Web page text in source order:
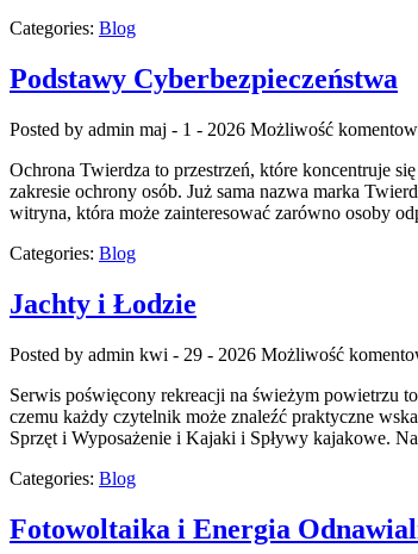
Categories: Blog
Podstawy Cyberbezpieczeństwa
Posted by admin maj - 1 - 2026 Możliwość
Ochrona Twierdza to przestrzeń, które koncentruje
zakresie ochrony osób. Już sama nazwa marka
witryna, która może zainteresować zarówno osoby
Categories: Blog
Jachty i Łodzie
Posted by admin kwi - 29 - 2026 Możliwość
Serwis poświęcony rekreacji na świeżym powietrzu
czemu każdy czytelnik może znaleźć praktyczne
Sprzęt i Wyposażenie i Kajaki i Spływy kajakowe.
Categories: Blog
Fotowoltaika i Energia